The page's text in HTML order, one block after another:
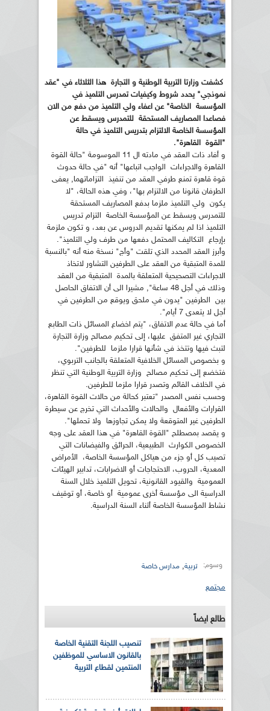
كشفت وزارتا التربية الوطنية و التجارة هذا الثلاثاء في "عقد
نموذجي" يحدد شروط وكيفيات تمدرس التلميذ في
المؤسسة الخاصة" عن اعفاء ولي التلميذ من دفع من الان
فصاعدا المصاريف المستحقة للتمدرس ويسقط عن
المؤسسة الخاصة الالتزام بتدريس التلميذ في حالة
"القوة القاهرة".
و أفاد ذات العقد في مادته ال 11 الموسومة "حالة القوة
القاهرة والاجراءات الواجب اتباعها" أنه "في حالة حدوث
قوة قاهرة تمنع طرفي العقد من تنفيذ التزاماتهما, يعفى
الطرفان قانونا من الالتزام بها"، وفي هذه الحالة، "لا
يكون ولي التلميذ ملزما بدفع المصاريف المستحقة
للتمدرس ويسقط عن المؤسسة الخاصة التزام تدريس
التلميذ اذا لم يمكنها تقديم الدروس عن بعد، و تكون ملزمة
بإرجاع التكاليف المحتمل دفعها من طرف ولي التلميذ".
وأبرز العقد المحدد الذي تلقت "وأج" نسخة منه أنه "بالنسبة
للمدة المتبقية من العقد على الطرفين التشاور لاتخاذ
الاجراءات التصحيحية المتعلقة بالمدة المتبقية من العقد
وذلك في أجل 48 ساعة", مشيرا الى أن الاتفاق الحاصل
بين الطرفين "يدون في ملحق ويوقع من الطرفين في
أجل لا يتعدى 7 أيام".
أما في حالة عدم الاتفاق، "يتم اخضاع المسائل ذات الطابع
التجاري غير المتفق عليها، إلى تحكيم مصالح وزارة التجارة
لتبث فيها وتتخذ في شأنها قرارا ملزما للطرفين".
و بخصوص المسائل الخلافية المتعلقة بالجانب التربوي،
فتخضع إلى تحكيم مصالح وزارة التربية الوطنية التي تنظر
في الخلاف القائم وتصدر قرارا ملزما للطرفين.
وحسب نفس المصدر "تعتبر كحالة من حالات القوة القاهرة،
القرارات والأفعال والحالات والأحداث التي تخرج عن سيطرة
الطرفين غير المتوقعة ولا يمكن تجاوزها ولا تحملها".
و يقصد بمصطلح "القوة القاهرة" في هذا العقد على وجه
الخصوص الكوارث الطبيعية، الحرائق والفيضانات التي
تصيب كل أو جزء من هياكل المؤسسة الخاصة، الأمراض
المعدية، الحروب، الاحتجاجات أو الاضرابات، تدابير الهيئات
العمومية والقيود القانونية، تحويل التلميذ خلال السنة
الدراسية الى مؤسسة أخرى عمومية أو خاصة، أو توقيف
نشاط المؤسسة الخاصة أثناء السنة الدراسية.
وسوم: تربية, مدارس خاصة
مجتمع
طالع ايضاً
تنصيب اللجنة التقنية الخاصة
بالقانون الاساسي للموظفين
المنتمين لقطاع التربية